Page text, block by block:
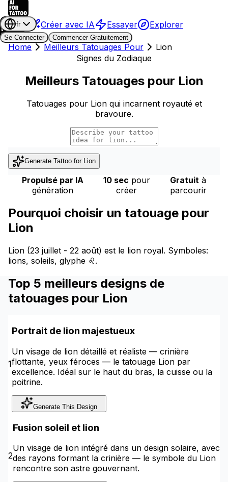
Créer avec IA Essayer Explorer
fr
Se Connecter
Commencer Gratuitement
Home Meilleurs Tatouages Pour
Lion
Signes du Zodiaque
Meilleurs Tatouages pour Lion
Tatouages pour Lion qui incarnent royauté et
bravoure.
Generate Tattoo for Lion
Propulsé par IA
génération
10 sec pour
créer
Gratuit à
parcourir
Pourquoi choisir un tatouage pour
Lion
Lion (23 juillet - 22 août) est le lion royal. Symboles:
lions, soleils, glyphe ♌.
Top 5 meilleurs designs de
tatouages pour Lion
1
Portrait de lion majestueux
Un visage de lion détaillé et réaliste — crinière
flottante, yeux féroces — le tatouage Lion par
excellence. Idéal sur le haut du bras, la cuisse ou la
poitrine.
Generate This Design
2
Fusion soleil et lion
Un visage de lion intégré dans un design solaire, avec
des rayons formant la crinière — le symbole du Lion
rencontre son astre gouvernant.